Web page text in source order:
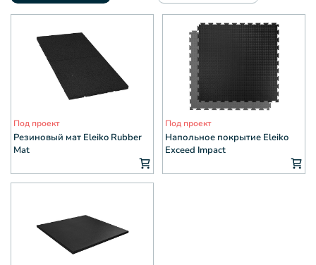
Под проект
Резиновый мат Eleiko Rubber
Mat
Под проект
Напольное покрытие Eleiko
Exceed Impact